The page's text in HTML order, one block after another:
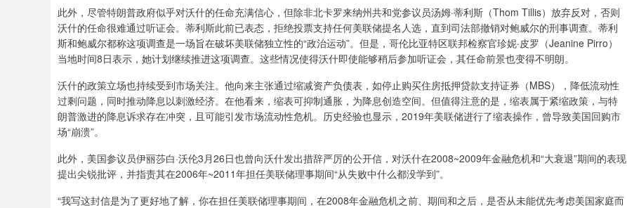
此外，尽管特朗普政府似乎对沃什的任命充满信心，但除非北卡罗来纳州共和党参议员汤姆·蒂利斯（Thom Tillis）放弃反对，否则
沃什的任命很难通过听证会。蒂利斯此前已表态，拒绝投票支持任何美联储提名人选，直到司法部撤销对鲍威尔的刑事调查。蒂利
斯和鲍威尔都称这项调查是一场旨在破坏美联储独立性的“政治运动”。但是，哥伦比亚特区联邦检察官珍妮·皮罗（Jeanine Pirro）
当地时间8日表示，她计划继续推进这项调查。这些情况使得沃什即使能够稍后参加听证会，其任命前景也变得不明朗。
沃什的政策立场也持续受到市场关注。他向来主张通过缩减资产负债表，如停止购买住房抵押贷款支持证券（MBS），降低流动性
过剩问题，同时推动降息以刺激经济。在他看来，缩表可抑制通胀，为降息创造空间。但值得注意的是，缩表属于紧缩政策，与特
朗普激进的降息诉求存在冲突，且可能引发市场流动性危机。历史经验也显示，2019年美联储进行了缩表操作，曾导致美国回购市
场“崩溃”。
此外，美国参议员伊丽莎白·沃伦3月26日也曾向沃什发出措辞严厉的公开信，对沃什在2008~2009年金融危机和“大衰退”期间的表现
提出尖锐批评，并指责其在2006年~2011年担任美联储理事期间“从失败中什么都没学到”。
“我写这封信是为了更好地了解，你在担任美联储理事期间，在2008年金融危机之前、期间和之后，是否从未能优先考虑美国家庭而